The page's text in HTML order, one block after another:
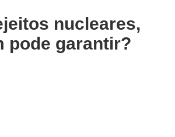
nucleares,
pode garantir?